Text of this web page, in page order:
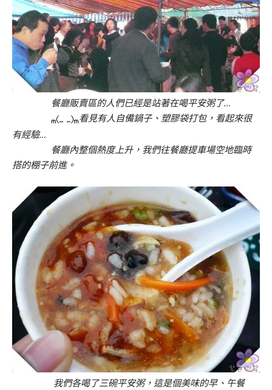
餐廳販賣區的人們已經是站著在喝平安粥了…
看見有人自備鍋子、塑膠袋打包，看起來很
有經驗…
餐廳內整個熱度上升，我們往餐廳提車場空地臨時
搭的棚子前進。
我們各喝了三碗平安粥，這是個美味的早、午餐